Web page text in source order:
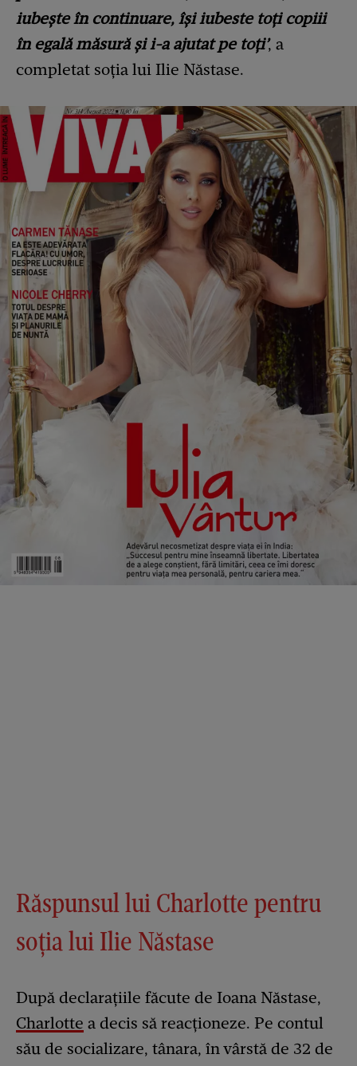
iubește în continuare, își iubeste toți copiii
în egală măsură și i-a ajutat pe toți’, a
completat soția lui Ilie Năstase.
Răspunsul lui Charlotte pentru
soția lui Ilie Năstase
După declarațiile făcute de Ioana Năstase,
Charlotte a decis să reacționeze. Pe contul
său de socializare, tânara, în vârstă de 32 de